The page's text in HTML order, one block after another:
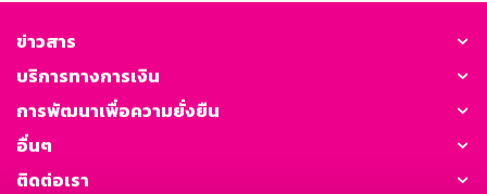
ข่าวสาร
บริการทางการเงิน
การพัฒนาเพื่อความยั่งยืน
อื่นๆ
ติดต่อเรา